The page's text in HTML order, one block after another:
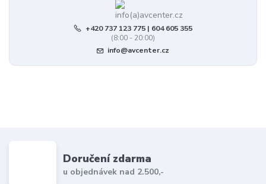
+420 737 123 775 | 604 605 355
(8:00 - 20:00)
info@avcenter.cz
Doručení zdarma
u objednávek nad 2.500,-